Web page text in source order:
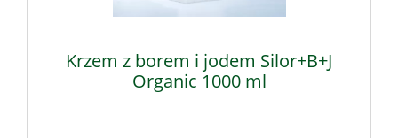
Krzem z borem i jodem Silor+B+J
Organic 1000 ml